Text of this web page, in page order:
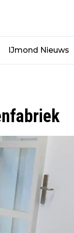
IJmond Nieuws